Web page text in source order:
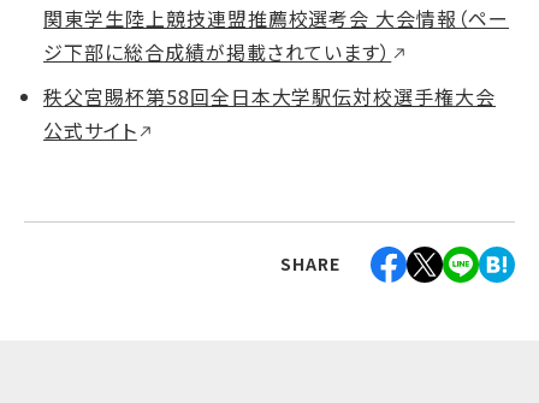
関東学生陸上競技連盟推薦校選考会 大会情報（ペー
ジ下部に総合成績が掲載されています）
秩父宮賜杯第58回全日本大学駅伝対校選手権大会
公式サイト
SHARE